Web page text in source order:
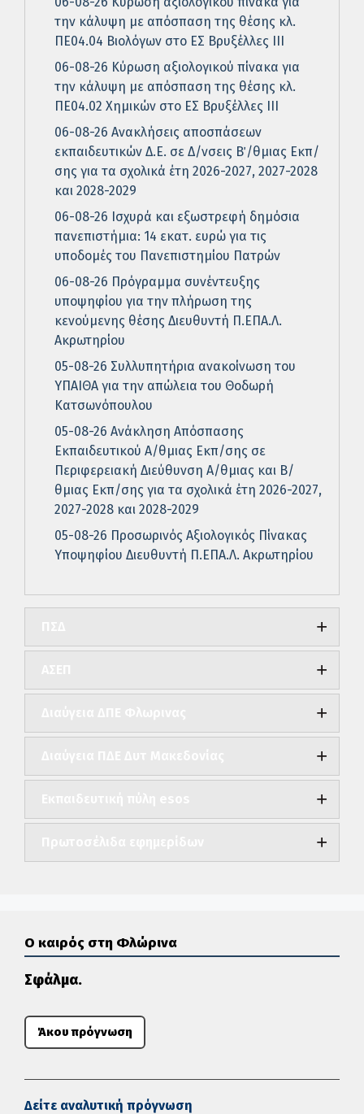
την κάλυψη με απόσπαση της θέσης κλ.
ΠΕ04.04 Βιολόγων στο ΕΣ Βρυξέλλες ΙΙΙ
06-08-26 Κύρωση αξιολογικού πίνακα για
την κάλυψη με απόσπαση της θέσης κλ.
ΠΕ04.02 Χημικών στο ΕΣ Βρυξέλλες ΙΙΙ
06-08-26 Ανακλήσεις αποσπάσεων
εκπαιδευτικών Δ.Ε. σε Δ/νσεις Β΄/θμιας Εκπ/
σης για τα σχολικά έτη 2026-2027, 2027-2028
και 2028-2029
06-08-26 Ισχυρά και εξωστρεφή δημόσια
πανεπιστήμια: 14 εκατ. ευρώ για τις
υποδομές του Πανεπιστημίου Πατρών
06-08-26 Πρόγραμμα συνέντευξης
υποψηφίου για την πλήρωση της
κενούμενης θέσης Διευθυντή Π.ΕΠΑ.Λ.
Ακρωτηρίου
05-08-26 Συλλυπητήρια ανακοίνωση του
ΥΠΑΙΘΑ για την απώλεια του Θοδωρή
Κατσωνόπουλου
05-08-26 Ανάκληση Απόσπασης
Εκπαιδευτικού Α/θμιας Εκπ/σης σε
Περιφερειακή Διεύθυνση Α/θμιας και Β/
θμιας Εκπ/σης για τα σχολικά έτη 2026-2027,
2027-2028 και 2028-2029
05-08-26 Προσωρινός Αξιολογικός Πίνακας
Υποψηφίου Διευθυντή Π.ΕΠΑ.Λ. Ακρωτηρίου
Ο καιρός στη Φλώρινα
Σφάλμα.
Άκου πρόγνωση
Δείτε αναλυτική πρόγνωση